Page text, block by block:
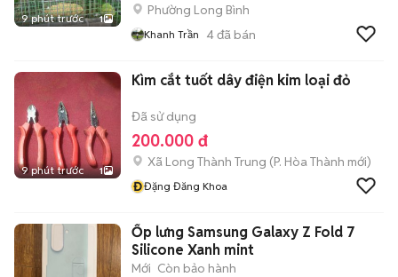
9 phút trước 1
Phường Long Bình
Khanh Trần 4đã bán
9 phút trước 1
Kìm cắt tuốt dây điện kim loại đỏ
Đã sử dụng
200.000 đ
Xã Long Thành Trung (P. Hòa Thành mới)
ĐĐặng Đăng Khoa
Ốp lưng Samsung Galaxy Z Fold 7
Silicone Xanh mint
Mới Còn bảo hành